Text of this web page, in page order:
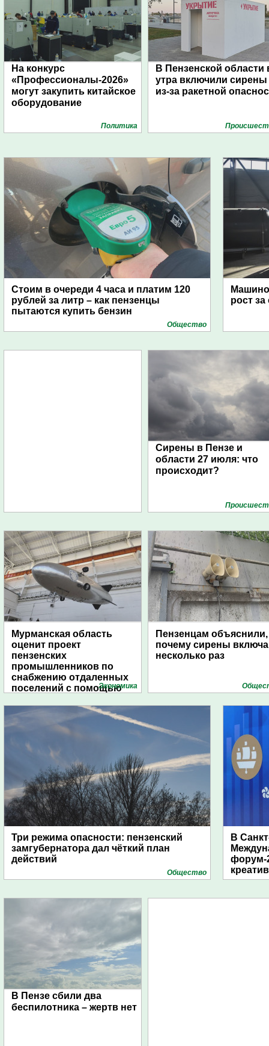
На конкурс
«Профессионалы-2026»
могут закупить китайское
оборудование
Политика
В Пензенской области
утра включили сирены
из-за ракетной
Стоим в очереди 4 часа и платим 120
рублей за литр – как пензенцы
пытаются купить бензин
Общество
рост за
Сирены в Пензе и
области 27 июля: что
происходит?
Мурманская область
оценит проект
пензенских
промышленников по
снабжению отдаленных
поселений с помощью
Экономика
Пензенцам объяснили,
почему сирены
несколько раз
Три режима опасности: пензенский
замгубернатора дал чёткий план
действий
Общество
В
форум-
В Пензе сбили два
беспилотника – жертв нет